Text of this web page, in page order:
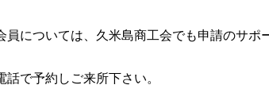
員については、久米島商工会でも申請のサポ
で予約しご来所下さい。